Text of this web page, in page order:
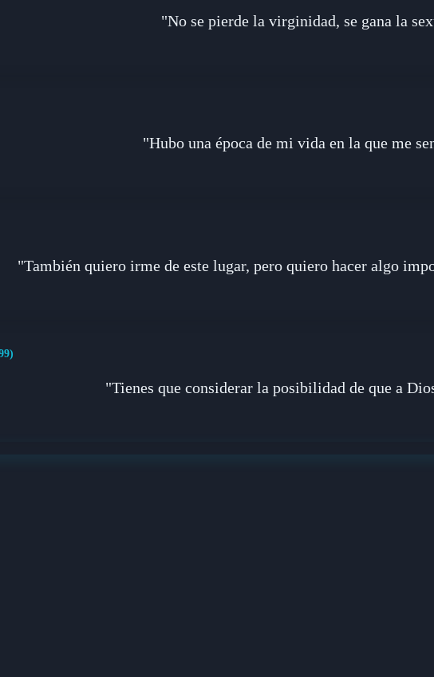
"No se pierde la virginidad, se gana la
"Hubo una época de mi vida en la que me
"También quiero irme de este lugar, pero quiero hacer algo
"Tienes que considerar la posibilidad de que a